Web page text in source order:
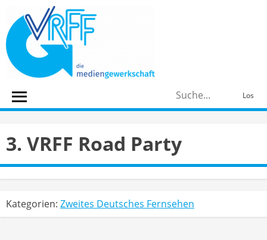
content
Los
3. VRFF Road Party
Kategorien: Zweites Deutsches Fernsehen